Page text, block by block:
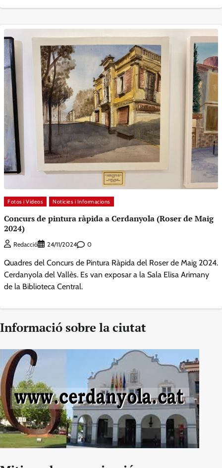
Fotos i Videos Notícies i Informacions
Concurs de pintura ràpida a Cerdanyola (Roser de Maig
2024)
Redacció 24/11/2024 0
Quadres del Concurs de Pintura Ràpida del Roser de Maig 2024.
Cerdanyola del Vallès. Es van exposar a la Sala Elisa Arimany
de la Biblioteca Central.
Informació sobre la ciutat